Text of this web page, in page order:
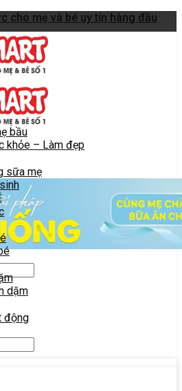
cho mẹ và bé uy tín hàng đầu
bầu
khỏe – Làm đẹp
sữa mẹ
dặm
động